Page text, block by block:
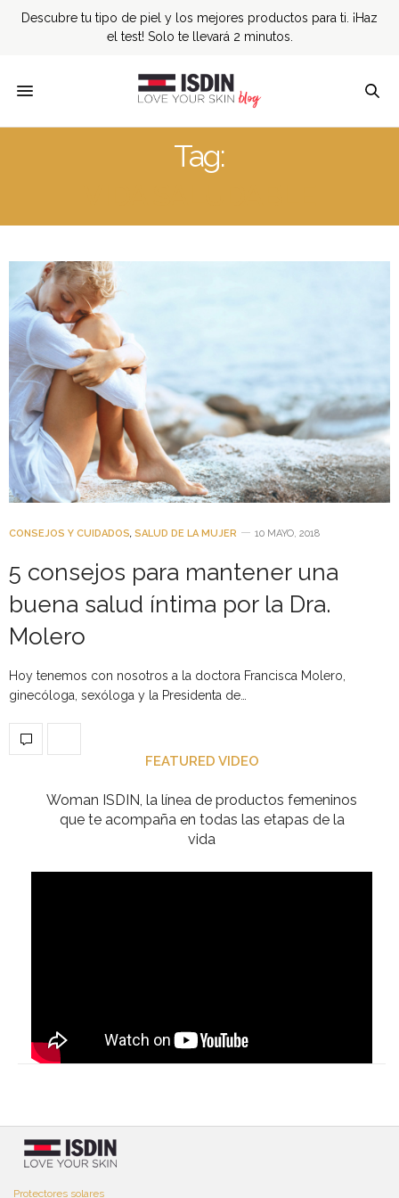
Descubre tu tipo de piel y los mejores productos para ti. ¡Haz
el test! Solo te llevará 2 minutos.
Tag:
CONSEJOS Y CUIDADOS, SALUD DE LA MUJER 10 MAYO, 2018
5 consejos para mantener una
buena salud íntima por la Dra.
Molero
Hoy tenemos con nosotros a la doctora Francisca Molero,
ginecóloga, sexóloga y la Presidenta de…
FEATURED VIDEO
Woman ISDIN, la línea de productos femeninos
que te acompaña en todas las etapas de la
vida
Protectores solares